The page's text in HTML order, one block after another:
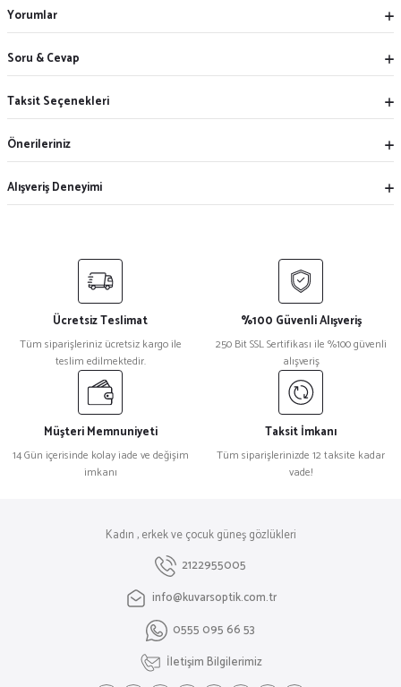
Yorumlar
Soru & Cevap
Taksit Seçenekleri
Önerileriniz
Alışveriş Deneyimi
Ücretsiz Teslimat
Tüm siparişleriniz ücretsiz kargo ile
teslim edilmektedir.
%100 Güvenli Alışveriş
250 Bit SSL Sertifikası ile %100 güvenli
alışveriş
Müşteri Memnuniyeti
14 Gün içerisinde kolay iade ve değişim
imkanı
Taksit İmkanı
Tüm siparişlerinizde 12 taksite kadar
vade!
Kadın , erkek ve çocuk güneş gözlükleri
2122955005
info@kuvarsoptik.com.tr
0555 095 66 53
İletişim Bilgilerimiz